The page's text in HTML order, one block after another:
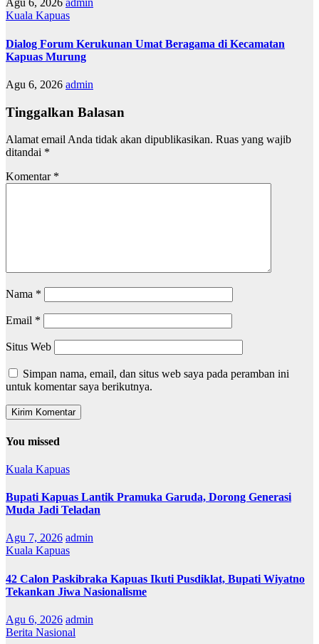
Agu 6, 2026 admin
Kuala Kapuas
Dialog Forum Kerukunan Umat Beragama di Kecamatan
Kapuas Murung
Agu 6, 2026 admin
Tinggalkan Balasan
Alamat email Anda tidak akan dipublikasikan. Ruas yang wajib
ditandai *
Komentar *
Nama *
Email *
Situs Web
Simpan nama, email, dan situs web saya pada peramban ini
untuk komentar saya berikutnya.
You missed
Kuala Kapuas
Bupati Kapuas Lantik Pramuka Garuda, Dorong Generasi
Muda Jadi Teladan
Agu 7, 2026 admin
Kuala Kapuas
42 Calon Paskibraka Kapuas Ikuti Pusdiklat, Bupati Wiyatno
Tekankan Jiwa Nasionalisme
Agu 6, 2026 admin
Berita Nasional